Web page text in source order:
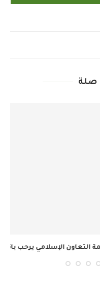
صلة
يرحب باتفاق مكة...